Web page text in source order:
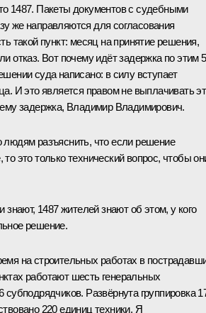
1487. Пакеты документов с судебными
же направляются для согласования
такой пункт: месяц на принятие решения,
отказ. Вот почему идёт задержка по этим
суда написано: в силу вступает
И это является правом не выплачивать
задержка, Владимир Владимирович.
людям разъяснить, что если решение
то это только технический вопрос, чтобы
знают, 1487 жителей знают об этом, у кого
решение.
на строительных работах в
работают шесть генеральных
субподрядчиков. Развёрнута группировка
220 единиц техники. Я